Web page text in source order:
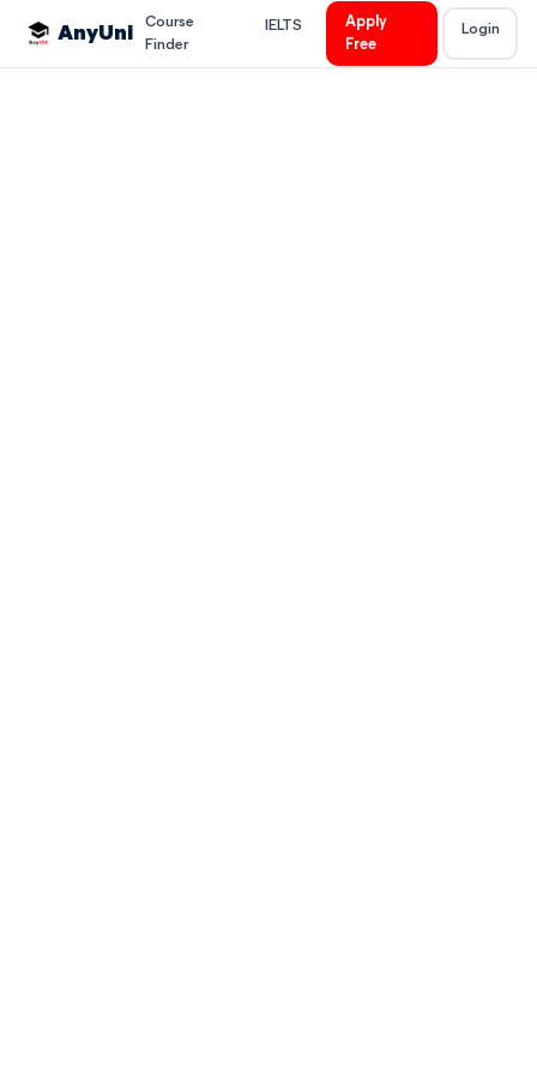
AnyUni
Course
Finder
IELTS
Apply
Free
Login